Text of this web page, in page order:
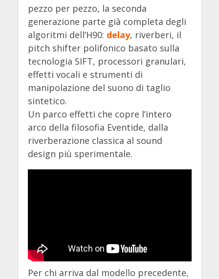
pezzo per pezzo, la seconda
generazione parte già completa degli
algoritmi dell’H90: delay, riverberi, il
pitch shifter polifonico basato sulla
tecnologia SIFT, processori granulari,
effetti vocali e strumenti di
manipolazione del suono di taglio
sintetico.
Un parco effetti che copre l’intero
arco della filosofia Eventide, dalla
riverberazione classica al sound
design più sperimentale.
Per chi arriva dal modello precedente,